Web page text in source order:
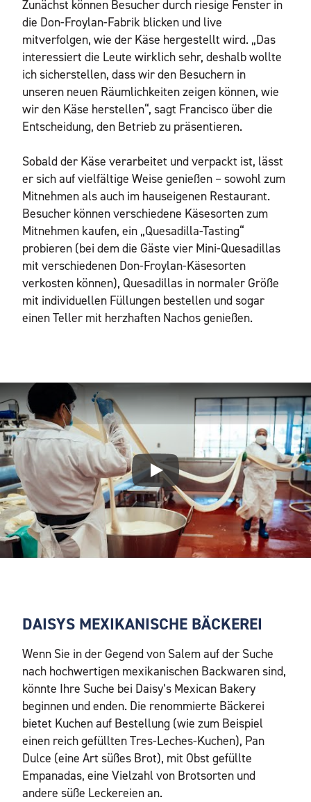
Zunächst können Besucher durch riesige Fenster in
die Don-Froylan-Fabrik blicken und live
mitverfolgen, wie der Käse hergestellt wird. „Das
interessiert die Leute wirklich sehr, deshalb wollte
ich sicherstellen, dass wir den Besuchern in
unseren neuen Räumlichkeiten zeigen können, wie
wir den Käse herstellen“, sagt Francisco über die
Entscheidung, den Betrieb zu präsentieren.
Sobald der Käse verarbeitet und verpackt ist, lässt
er sich auf vielfältige Weise genießen – sowohl zum
Mitnehmen als auch im hauseigenen Restaurant.
Besucher können verschiedene Käsesorten zum
Mitnehmen kaufen, ein „Quesadilla-Tasting“
probieren (bei dem die Gäste vier Mini-Quesadillas
mit verschiedenen Don-Froylan-Käsesorten
verkosten können), Quesadillas in normaler Größe
mit individuellen Füllungen bestellen und sogar
einen Teller mit herzhaften Nachos genießen.
Play
DAISYS MEXIKANISCHE BÄCKEREI
Wenn Sie in der Gegend von Salem auf der Suche
nach hochwertigen mexikanischen Backwaren sind,
könnte Ihre Suche bei Daisy’s Mexican Bakery
beginnen und enden. Die renommierte Bäckerei
bietet Kuchen auf Bestellung (wie zum Beispiel
einen reich gefüllten Tres-Leches-Kuchen), Pan
Dulce (eine Art süßes Brot), mit Obst gefüllte
Empanadas, eine Vielzahl von Brotsorten und
andere süße Leckereien an.